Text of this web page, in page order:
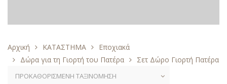
Αρχική ΚΑΤΑΣΤΗΜΑ
Εποχιακά
Δώρα για τη Γιορτή του Πατέρα
Σετ Δώρο Γιορτή Πατέρα